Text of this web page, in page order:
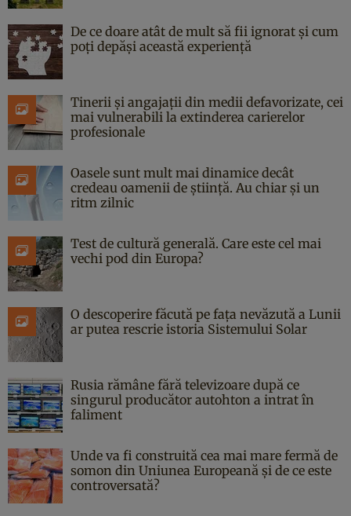
De ce doare atât de mult să fii ignorat și cum
poți depăși această experiență
Tinerii și angajații din medii defavorizate, cei
mai vulnerabili la extinderea carierelor
profesionale
Oasele sunt mult mai dinamice decât
credeau oamenii de știință. Au chiar și un
ritm zilnic
Test de cultură generală. Care este cel mai
vechi pod din Europa?
O descoperire făcută pe fața nevăzută a Lunii
ar putea rescrie istoria Sistemului Solar
Rusia rămâne fără televizoare după ce
singurul producător autohton a intrat în
faliment
Unde va fi construită cea mai mare fermă de
somon din Uniunea Europeană și de ce este
controversată?